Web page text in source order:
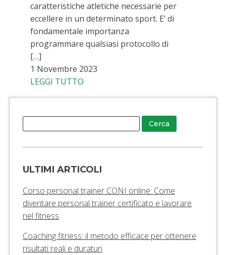
caratteristiche atletiche necessarie per
eccellere in un determinato sport. E’ di
fondamentale importanza
programmare qualsiasi protocollo di
[…]
1 Novembre 2023
LEGGI TUTTO
ULTIMI ARTICOLI
Corso personal trainer CONI online: Come
diventare personal trainer certificato e lavorare
nel fitness
Coaching fitness: il metodo efficace per ottenere
risultati reali e duraturi